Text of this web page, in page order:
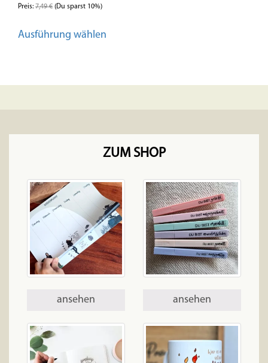
Preis: 7,49€ (Du sparst 10%)
Ausführung wählen
Varianten
auf
Produktseite
gewählt
werden
ZUM SHOP
ansehen ansehen